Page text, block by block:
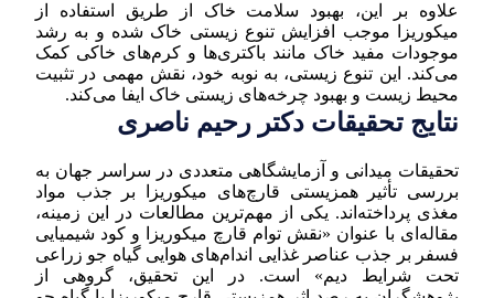
علاوه بر این، بهبود سلامت خاک از طریق استفاده از
میکوریزا موجب افزایش تنوع زیستی خاک شده و به رشد
موجودات مفید خاک مانند باکتری‌ها و کرم‌های خاکی کمک
می‌کند. این تنوع زیستی، به نوبه خود، نقش مهمی در تثبیت
محیط زیست و بهبود چرخه‌های زیستی خاک ایفا می‌کند.
نتایج تحقیقات دکتر رحیم ناصری
تحقیقات میدانی و آزمایشگاهی متعددی در سراسر جهان به
بررسی تأثیر همزیستی قارچ‌های میکوریزا بر جذب مواد
مغذی پرداخته‌اند. یکی از مهم‌ترین مطالعات در این زمینه،
مقاله‌ای با عنوان «نقش توام قارچ میکوریزا و کود شیمیایی
فسفر بر جذب عناصر غذایی اندام‌های هوایی گیاه جو زراعی
تحت شرایط دیم» است. در این تحقیق، گروهی از